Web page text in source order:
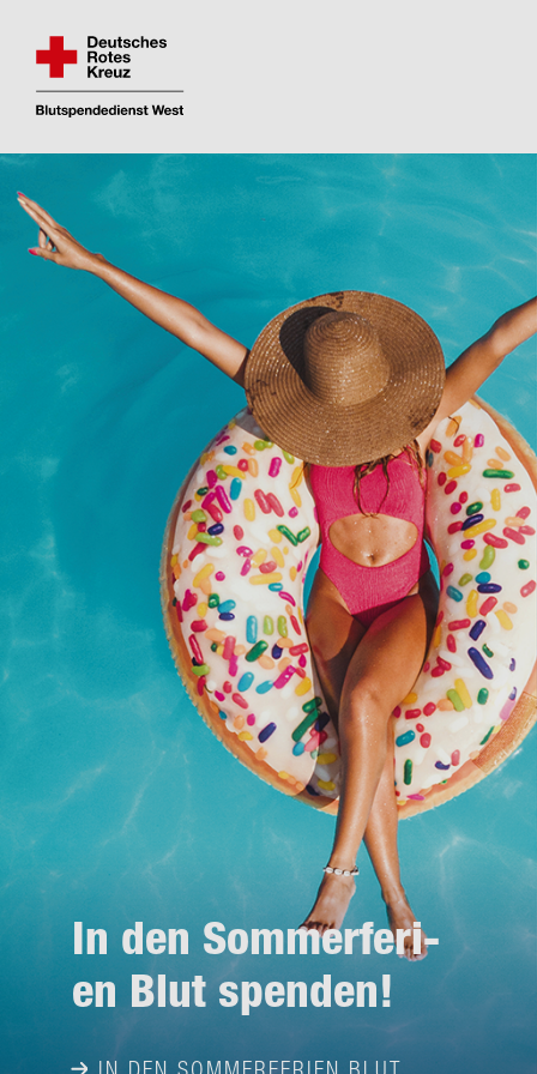
Direkt
zum
Inhalt
In den Som­mer­fe­ri­
en Blut spen­den!